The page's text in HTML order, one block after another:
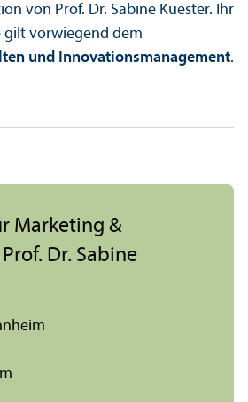
von Prof. Dr. Sabine Kuester. Ihr
gilt vorwiegend dem
und Innovations­management.
Marketing &
Dr. Sabine